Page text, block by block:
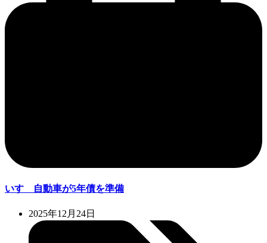
いすゞ自動車が5年債を準備
2025年12月24日